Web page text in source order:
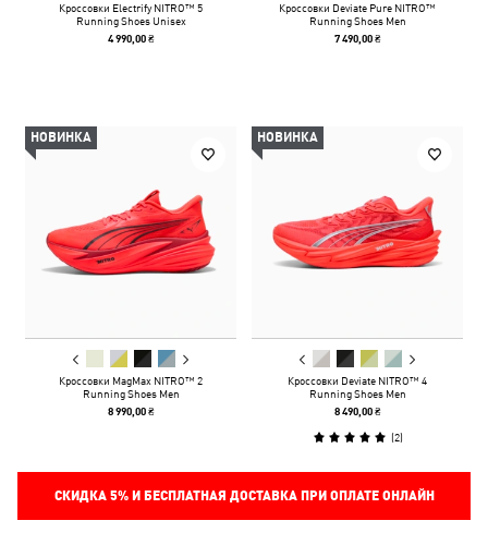
Кроссовки Electrify NITRO™ 5
Running Shoes Unisex
4 990,00 ₴
Кроссовки Deviate Pure NITRO™
Running Shoes Men
7 490,00 ₴
НОВИНКА
Кроссовки MagMax NITRO™ 2
Running Shoes Men
8 990,00 ₴
НОВИНКА
Кроссовки Deviate NITRO™ 4
Running Shoes Men
8 490,00 ₴
(2)
СКИДКА 5%И БЕСПЛАТНАЯ ДОСТАВКА ПРИ ОПЛАТЕ ОНЛАЙН